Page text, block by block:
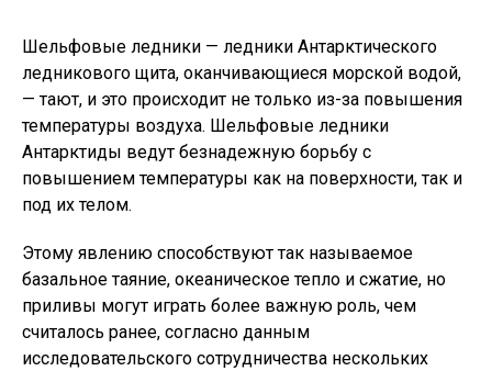
Шельфовые ледники — ледники Антарктического
ледникового щита, оканчивающиеся морской водой,
— тают, и это происходит не только из-за повышения
температуры воздуха. Шельфовые ледники
Антарктиды ведут безнадежную борьбу с
повышением температуры как на поверхности, так и
под их телом.
Этому явлению способствуют так называемое
базальное таяние, океаническое тепло и сжатие, но
приливы могут играть более важную роль, чем
считалось ранее, согласно данным
исследовательского сотрудничества нескольких